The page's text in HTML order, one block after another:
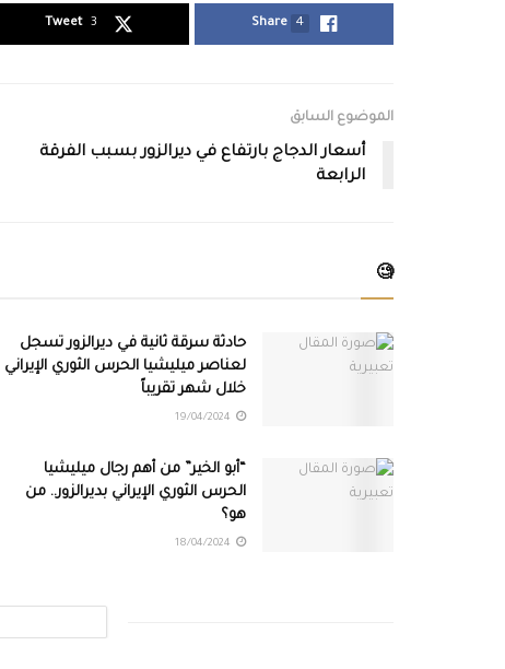
Share 4
Tweet 3
الموضوع السابق
أسعار الدجاج بارتفاع في ديرالزور بسبب الفرقة
الرابعة
🧐
حادثة سرقة ثانية في ديرالزور تسجل
لعناصر ميليشيا الحرس الثوري الإيراني
خلال شهر تقريباً
“أبو الخير” من أهم رجال ميليشيا
الحرس الثوري الإيراني بديرالزور.. من
هو؟